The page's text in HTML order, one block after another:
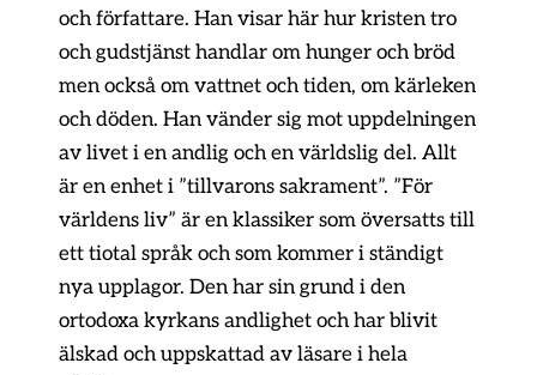
och författare. Han visar här hur kristen tro
och gudstjänst handlar om hunger och bröd
men också om vattnet och tiden, om kärleken
och döden. Han vänder sig mot uppdelningen
av livet i en andlig och en världslig del. Allt
är en enhet i ”tillvarons sakrament”. ”För
världens liv” är en klassiker som översatts till
ett tiotal språk och som kommer i ständigt
nya upplagor. Den har sin grund i den
ortodoxa kyrkans andlighet och har blivit
älskad och uppskattad av läsare i hela